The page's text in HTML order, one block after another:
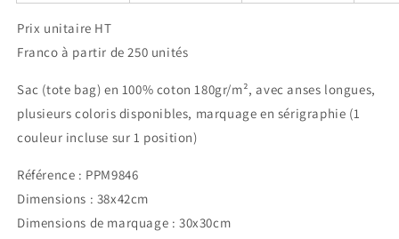
Prix unitaire HT
Franco à partir de 250 unités
Sac (tote bag) en 100% coton 180gr/m², avec anses longues,
plusieurs coloris disponibles, marquage en sérigraphie (1
couleur incluse sur 1 position)
Référence : PPM9846
Dimensions : 38x42cm
Dimensions de marquage : 30x30cm